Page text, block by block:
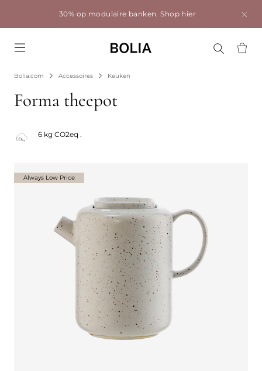
30% op modulaire banken.Shop hier
Bolia.com Accessoires Keuken
Forma theepot
6 kg CO2eq .
Always Low Price